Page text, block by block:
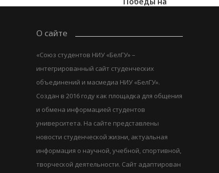
О сайте
«Союз студентов НИУ «БелГУ» –
интегрированный сайт студенческих
объединений и масмедиа НИУ «БелГУ».
Создан в 2016 году как площадка для общения
и обмена информацией студентов
университета. На сайте представлены
новости студенческой жизни, актуальная
информация о научной, учебной, спортивной,
творческой деятельности. Сайт адаптирован